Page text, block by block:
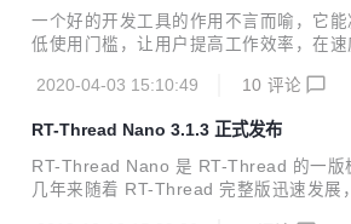
动； ◕ v4.0.2还对 NXP i.MXRT BSP 进
手NXP公司，并联合他们的工程师一起推
完善及修正；...
开发工具
一个好的开发工具的作用不言而喻，它
低使用门槛，让用户提高工作效率，在速
上一代的开发工具 ENV ，由于集成度不
onfig 等众多知识点，学习成本比较高。
痛点，RT-Thread 官方团队历经一年用
hread Studio 集成开发环境（IDE），让
2020-04-03 15:10:49 10 评论
RT-Thread Nano 3.1.3 正式发布
RT-Thread Nano 是 RT-Thread 的一版
几年来随着 RT-Thread 完整版迅速发展